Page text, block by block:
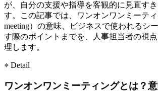
が、自分の支援や指導を客観的に見直す
す。この記事では、ワンオンワンミーティ
meeting）の意味、ビジネスで使われるシ
す際のポイントまでを、人事担当者の視
理します。
⌖ Detail
ワンオンワンミーティングとは？